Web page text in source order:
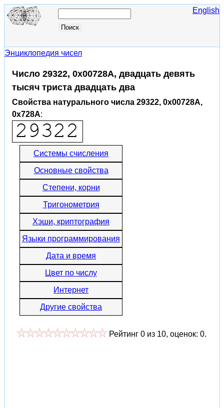
English
Энциклопедия чисел
Число 29322, 0x00728A, двадцать девять
тысяч триста двадцать два
Свойства натурального числа 29322, 0x00728A,
0x728A:
Системы счисления
Основные свойства
Степени, корни
Тригонометрия
Хэши, криптография
Языки программирования
Дата и время
Цвет по числу
Интернет
Другие свойства
Рейтинг 0 из 10, оценок: 0.